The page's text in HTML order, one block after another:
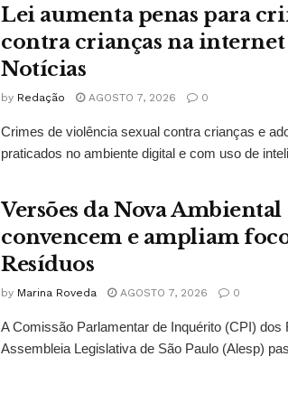
Lei aumenta penas para
contra crianças na
Notícias
by Redação AGOSTO 7, 2026 0
Crimes de violência sexual contra crianças e
praticados no ambiente digital e com uso de
Versões da Nova Ambiental
convencem e ampliam
Resíduos
by Marina Roveda AGOSTO 7, 2026 0
A Comissão Parlamentar de Inquérito (CPI) dos
Assembleia Legislativa de São Paulo (Alesp)